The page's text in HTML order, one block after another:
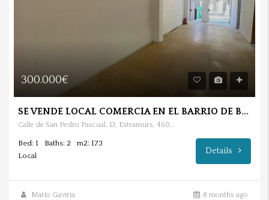
300.000€
SE VENDE LOCAL COMERCIA EN EL BARRIO DE BOTANIC.
Calle de San Pedro Pascual, 13, Extramurs, 46008 Valencia
Bed: 1 Baths: 2
m2: 173
Local
Details
Mario Gaviria 8 months ago